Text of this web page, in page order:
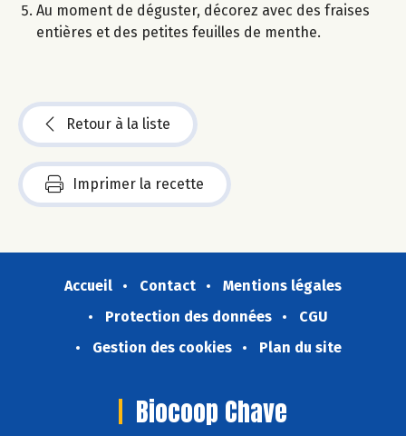
Au moment de déguster, décorez avec des fraises
entières et des petites feuilles de menthe.
Retour à la liste
Imprimer la recette
Accueil Contact
Mentions légales
Protection des données
CGU
Gestion des cookies
Plan du site
Biocoop Chave